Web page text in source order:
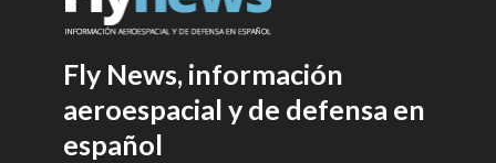
Fly News, información
aeroespacial y de defensa en
español